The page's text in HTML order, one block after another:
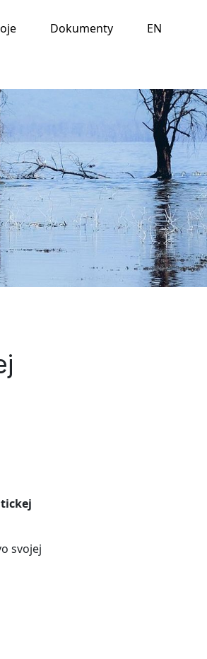
interakcií
Dokumenty EN
svojej